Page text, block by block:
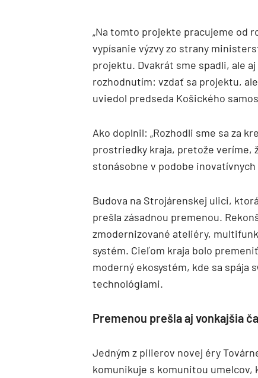
„Na tomto projekte pracujeme od
vypísanie výzvy zo strany
projektu. Dvakrát sme spadli, ale
rozhodnutím: vzdať sa projektu,
uviedol predseda Košického
Ako doplnil: „Rozhodli sme sa za
prostriedky kraja, pretože veríme,
stonásobne v podobe inovatívnych
Budova na Strojárenskej ulici,
prešla zásadnou premenou.
zmodernizované ateliéry,
systém. Cieľom kraja bolo
moderný ekosystém, kde sa spája
technológiami.
Premenou prešla aj vonkajšia
Jedným z pilierov novej éry
komunikuje s komunitou